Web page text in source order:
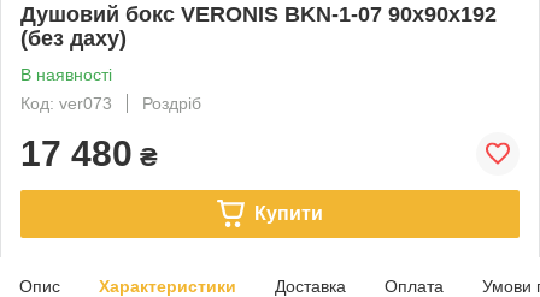
Душовий бокс VERONIS BKN-1-07 90х90х192
(без даху)
В наявності
Код: ver073
Роздріб
17 480 ₴
Купити
Опис Характеристики Доставка Оплата Умови